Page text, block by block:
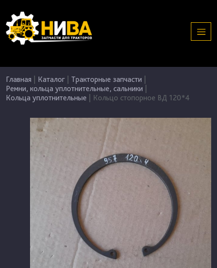
Главная Каталог Тракторные запчасти
Ремни, кольца уплотнительные, сальники
Кольца уплотнительные
Кольцо стопорное ВД 120*4